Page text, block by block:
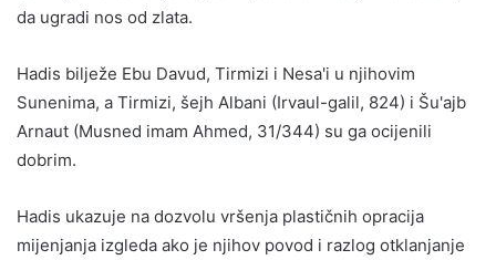
da ugradi nos od zlata.
Hadis bilježe Ebu Davud, Tirmizi i Nesa'i u njihovim
Sunenima, a Tirmizi, šejh Albani (Irvaul-galil, 824) i Šu'ajb
Arnaut (Musned imam Ahmed, 31/344) su ga ocijenili
dobrim.
Hadis ukazuje na dozvolu vršenja plastičnih opracija
mijenjanja izgleda ako je njihov povod i razlog otklanjanje